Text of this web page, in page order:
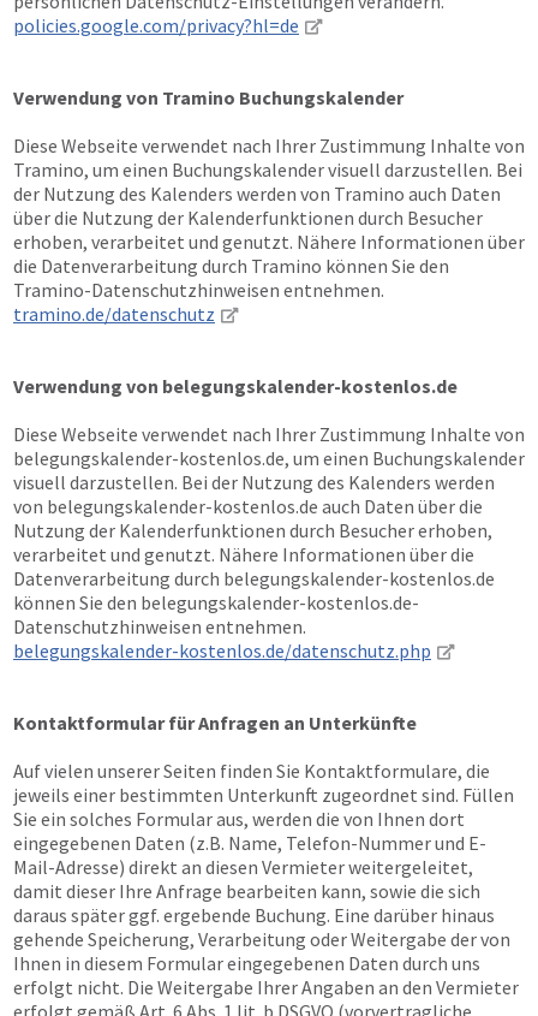
policies.google.com/privacy?hl=de
Verwendung von Tramino Buchungskalender
Diese Webseite verwendet nach Ihrer Zustimmung Inhalte von
Tramino, um einen Buchungskalender visuell darzustellen. Bei
der Nutzung des Kalenders werden von Tramino auch Daten
über die Nutzung der Kalenderfunktionen durch Besucher
erhoben, verarbeitet und genutzt. Nähere Informationen über
die Datenverarbeitung durch Tramino können Sie den
Tramino-Datenschutzhinweisen entnehmen.
tramino.de/datenschutz
Verwendung von belegungskalender-kostenlos.de
Diese Webseite verwendet nach Ihrer Zustimmung Inhalte von
belegungskalender-kostenlos.de, um einen Buchungskalender
visuell darzustellen. Bei der Nutzung des Kalenders werden
von belegungskalender-kostenlos.de auch Daten über die
Nutzung der Kalenderfunktionen durch Besucher erhoben,
verarbeitet und genutzt. Nähere Informationen über die
Datenverarbeitung durch belegungskalender-kostenlos.de
können Sie den belegungskalender-kostenlos.de-
Datenschutzhinweisen entnehmen.
belegungskalender-kostenlos.de/datenschutz.php
Kontaktformular für Anfragen an Unterkünfte
Auf vielen unserer Seiten finden Sie Kontaktformulare, die
jeweils einer bestimmten Unterkunft zugeordnet sind. Füllen
Sie ein solches Formular aus, werden die von Ihnen dort
eingegebenen Daten (z.B. Name, Telefon-Nummer und E-
Mail-Adresse) direkt an diesen Vermieter weitergeleitet,
damit dieser Ihre Anfrage bearbeiten kann, sowie die sich
daraus später ggf. ergebende Buchung. Eine darüber hinaus
gehende Speicherung, Verarbeitung oder Weitergabe der von
Ihnen in diesem Formular eingegebenen Daten durch uns
erfolgt nicht. Die Weitergabe Ihrer Angaben an den Vermieter
erfolgt gemäß Art. 6 Abs. 1 lit. b DSGVO (vorvertragliche